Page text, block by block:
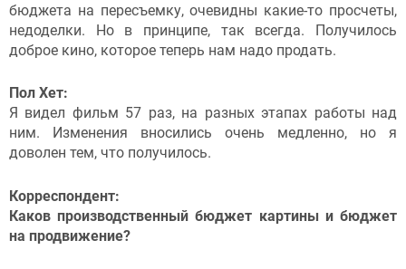
бюджета на пересъемку, очевидны какие-то просчеты,
недоделки. Но в принципе, так всегда. Получилось
доброе кино, которое теперь нам надо продать.
Пол Хет:
Я видел фильм 57 раз, на разных этапах работы над
ним. Изменения вносились очень медленно, но я
доволен тем, что получилось.
Корреспондент:
Каков производственный бюджет картины и бюджет
на продвижение?